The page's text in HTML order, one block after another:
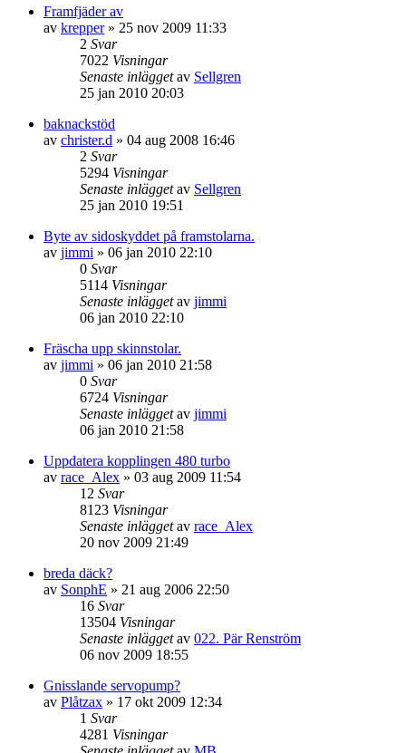
Framfjäder av
av krepper» 25 nov 2009 11:33
2 Svar
7022 Visningar
Senaste inläggetav Sellgren
25 jan 2010 20:03
baknackstöd
av christer.d » 04 aug 2008 16:46
2 Svar
5294 Visningar
Senaste inläggetav Sellgren
25 jan 2010 19:51
Byte av sidoskyddet på framstolarna.
av jimmi » 06 jan 2010 22:10
0 Svar
5114 Visningar
Senaste inläggetav jimmi
06 jan 2010 22:10
Fräscha upp skinnstolar.
av jimmi » 06 jan 2010 21:58
0 Svar
6724 Visningar
Senaste inläggetav jimmi
06 jan 2010 21:58
Uppdatera kopplingen 480 turbo
av race_Alex » 03 aug 2009 11:54
12 Svar
8123 Visningar
Senaste inläggetav race_Alex
20 nov 2009 21:49
breda däck?
av SonphE » 21 aug 2006 22:50
16 Svar
13504 Visningar
Senaste inläggetav 022. Pär Renström
06 nov 2009 18:55
Gnisslande servopump?
av Plåtzax » 17 okt 2009 12:34
1 Svar
4281 Visningar